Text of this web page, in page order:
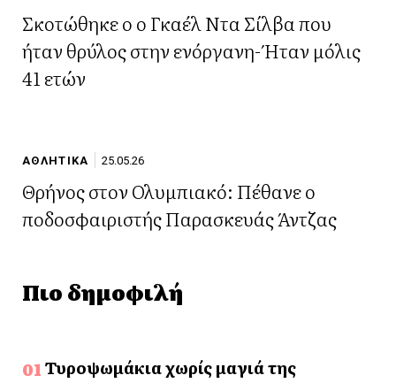
Σκοτώθηκε ο ο Γκαέλ Ντα Σίλβα που
ήταν θρύλος στην ενόργανη- Ήταν μόλις
41 ετών
ΑΘΛΗΤΙΚΑ 25.05.26
Θρήνος στον Ολυμπιακό: Πέθανε ο
ποδοσφαιριστής Παρασκευάς Άντζας
Πιο δημοφιλή
Τυροψωμάκια χωρίς μαγιά της